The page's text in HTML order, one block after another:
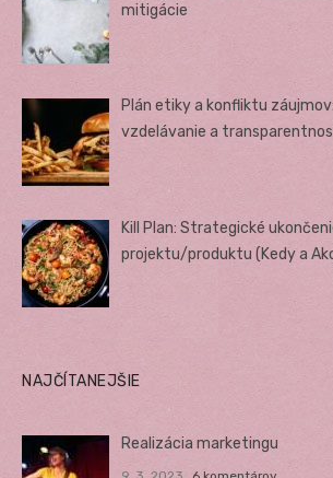
mitigácie
Plán etiky a konfliktu
vzdelávanie a
Kill Plan: Strategické
projektu/produktu (Kedy a
NAJČÍTANEJŠIE
Realizácia marketingu